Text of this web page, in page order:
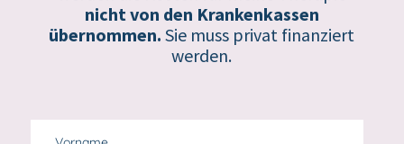
nicht von den Krankenkassen
übernommen. Sie muss privat finanziert
werden.